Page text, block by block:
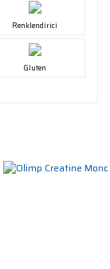
Renklendirici
Gluten